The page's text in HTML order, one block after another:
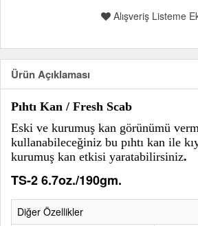
Alışveriş Listeme
Ürün Açıklaması
Pıhtı Kan / Fresh Scab
Eski ve kurumuş kan görünümü
kullanabileceğiniz bu pıhtı kan ile
kurumuş kan etkisi yaratabilirsiniz.
TS-2 6.7oz./190gm.
Diğer Özellikler